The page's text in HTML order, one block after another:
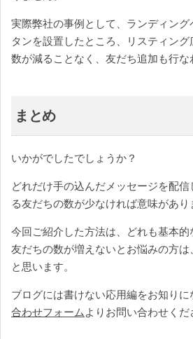
実際弊社の事例として、ランディン
タンを設置したところ、リスティン
数が減ることなく、友だち追加も行な
まとめ
いかがでしたでしょうか？
どれだけ手の込んだメッセージを配
る友だちの数が少なければ意味があり
今回ご紹介した方法は、どれも基本的
友だちの数が増えないとお悩みの方
と思います。
ブログには書けない応用編をお知りに
合わせフォームよりお問い合わせくだ